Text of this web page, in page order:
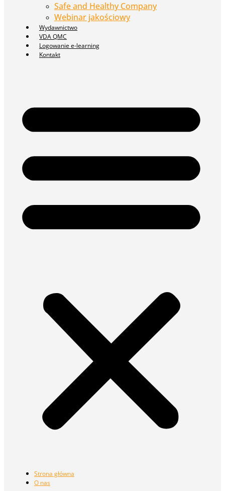
Safe and Healthy Company
Webinar jakościowy
Wydawnictwo
VDA QMC
Logowanie e-learning
Kontakt
Strona główna
O nas